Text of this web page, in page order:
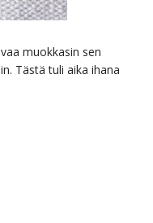
muokkasin sen
Tästä tuli aika ihana